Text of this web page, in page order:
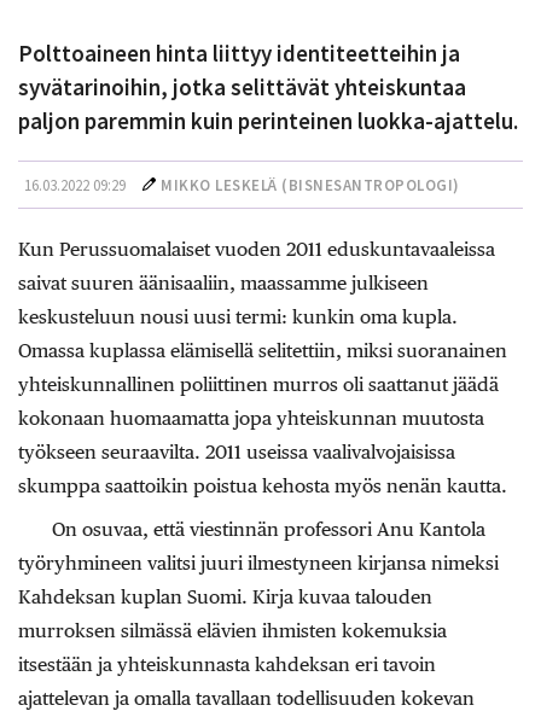
Polttoaineen hinta liittyy identiteetteihin ja
syvätarinoihin, jotka selittävät yhteiskuntaa
paljon paremmin kuin perinteinen luokka-ajattelu.
16.03.2022 09:29 MIKKO LESKELÄ (BISNESANTROPOLOGI)
Kun Perussuomalaiset vuoden 2011 eduskuntavaaleissa
saivat suuren äänisaaliin, maassamme julkiseen
keskusteluun nousi uusi termi: kunkin oma kupla.
Omassa kuplassa elämisellä selitettiin, miksi suoranainen
yhteiskunnallinen poliittinen murros oli saattanut jäädä
kokonaan huomaamatta jopa yhteiskunnan muutosta
työkseen seuraavilta. 2011 useissa vaalivalvojaisissa
skumppa saattoikin poistua kehosta myös nenän kautta.
On osuvaa, että viestinnän professori Anu Kantola
työryhmineen valitsi juuri ilmestyneen kirjansa nimeksi
Kahdeksan kuplan Suomi. Kirja kuvaa talouden
murroksen silmässä elävien ihmisten kokemuksia
itsestään ja yhteiskunnasta kahdeksan eri tavoin
ajattelevan ja omalla tavallaan todellisuuden kokevan